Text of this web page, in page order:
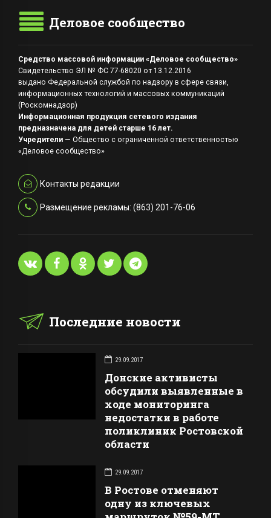
Деловое сообщество
Средство массовой информации «Деловое сообщество»
Свидетельство ЭЛ № ФС 77-68020 от 13.12.2016
выдано Федеральной службой по надзору в сфере связи,
информационных технологий и массовых коммуникаций
(Роскомнадзор)
Информационная продукция сетевого издания
предназначена для детей старше 16 лет.
Учредители — Общество с ограниченной ответственностью
«Деловое сообщество»
Контакты редакции
Размещение рекламы: (863) 201-76-06
Последние новости
29.09.2017
Донские активисты
обсудили выявленные в
ходе мониторинга
недостатки в работе
поликлиник Ростовской
области
29.09.2017
В Ростове отменяют
одну из ключевых